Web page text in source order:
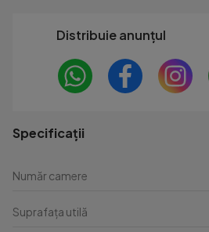
Distribuie anunțul
Specificații
Număr camere
Suprafața utilă